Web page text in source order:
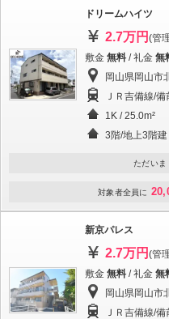
ドリームハイツ
2.7万円 (管
敷金 無料 / 礼金 無
岡山県岡山市
ＪＲ吉備線/
1K / 25.0m²
3階/地上3階建
ただいま
対象者全員に
新京パレス
2.7万円 (管
敷金 無料 / 礼金 無
岡山県岡山市
ＪＲ吉備線/